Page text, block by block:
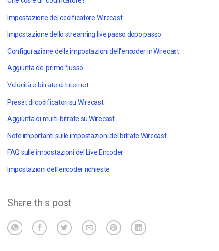
Impostazione del codificatore Wirecast
Impostazione dello streaming live passo dopo passo
Configurazione delle impostazioni dell'encoder in Wirecast
Aggiunta del primo flusso
Velocità e bitrate di Internet
Preset di codificatori su Wirecast
Aggiunta di multi-bitrate su Wirecast
Note importanti sulle impostazioni del bitrate Wirecast
FAQ sulle impostazioni del Live Encoder
Impostazioni dell'encoder richieste
Share this post